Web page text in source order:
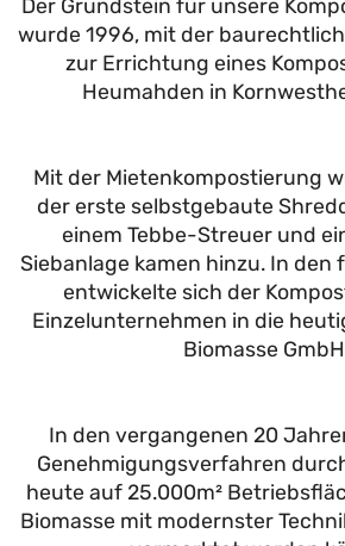
Der Grundstein für unsere
wurde 1996, mit der
zur Errichtung eines
Heumahden in
Mit der Mietenkompostierung
der erste selbstgebaute
einem Tebbe-Streuer und
Siebanlage kamen hinzu. In den
entwickelte sich der
Einzelunternehmen in die
Biomasse
In den vergangenen 20
Genehmigungsverfahren
heute auf 25.000m²
Biomasse mit modernster